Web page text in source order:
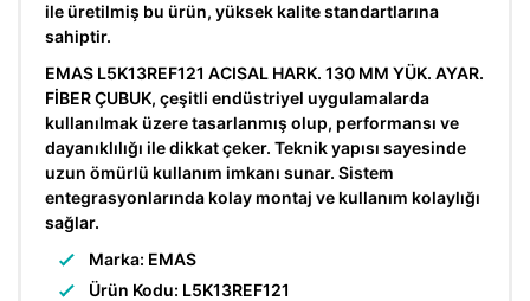
ile üretilmiş bu ürün, yüksek kalite standartlarına
sahiptir.
EMAS L5K13REF121 ACISAL HARK. 130 MM YÜK. AYAR.
FİBER ÇUBUK, çeşitli endüstriyel uygulamalarda
kullanılmak üzere tasarlanmış olup, performansı ve
dayanıklılığı ile dikkat çeker. Teknik yapısı sayesinde
uzun ömürlü kullanım imkanı sunar. Sistem
entegrasyonlarında kolay montaj ve kullanım kolaylığı
sağlar.
Marka: EMAS
Ürün Kodu: L5K13REF121